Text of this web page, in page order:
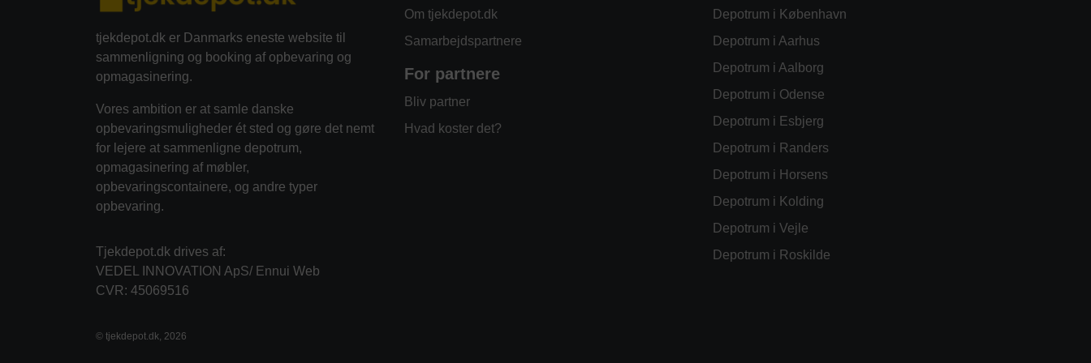
tjekdepot.dk er Danmarks eneste website til
sammenligning og booking af opbevaring og
opmagasinering.
Vores ambition er at samle danske
opbevaringsmuligheder ét sted og gøre det nemt
for lejere at sammenligne depotrum,
opmagasinering af møbler,
opbevaringscontainere, og andre typer
opbevaring.
Tjekdepot.dk drives af:
VEDEL INNOVATION ApS/ Ennui Web
CVR: 45069516
© tjekdepot.dk, 2026
Om tjekdepot.dk
Samarbejdspartnere
For partnere
Bliv partner
Hvad koster det?
Depotrum i København
Depotrum i Aarhus
Depotrum i Aalborg
Depotrum i Odense
Depotrum i Esbjerg
Depotrum i Randers
Depotrum i Horsens
Depotrum i Kolding
Depotrum i Vejle
Depotrum i Roskilde